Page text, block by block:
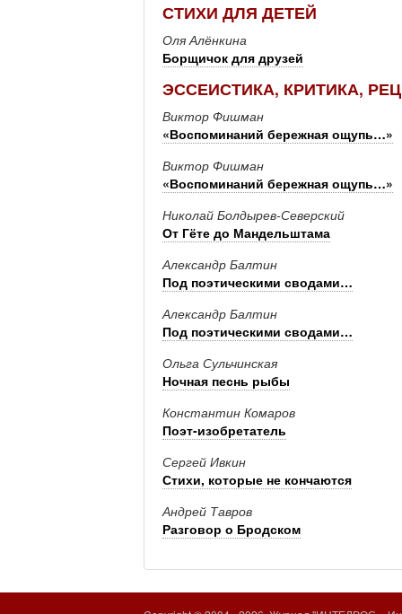
СТИХИ ДЛЯ ДЕТЕЙ
Оля Алёнкина
Борщичок для друзей
ЭССЕИСТИКА, КРИТИКА,
Виктор Фишман
«Воспоминаний бережная ощупь…»
Виктор Фишман
«Воспоминаний бережная ощупь…»
Николай Болдырев-­Северский
От Гёте до Мандельштама
Александр Балтин
Под поэтическими сводами…
Александр Балтин
Под поэтическими сводами…
Ольга Сульчинская
Ночная песнь рыбы
Константин Комаров
Поэт-­изобретатель
Сергей Ивкин
Стихи, которые не кончаются
Андрей Тавров
Разговор о Бродском